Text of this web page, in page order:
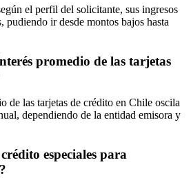
el perfil del solicitante, sus ingresos
pudiendo ir desde montos bajos hasta
promedio de las tarjetas
de las tarjetas de crédito en Chile oscila
dependiendo de la entidad emisora y
especiales para